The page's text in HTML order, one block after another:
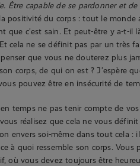
Être capable de se pardonner et
positivité du corps : tout le monde
que c’est sain. Et peut-être y a-t-il
cela ne se définit pas par un très
que vous ne douterez plus
corps, de qui on est ? J’espère
pouvez être en insécurité de
temps ne pas tenir compte de
réalisez que cela ne vous
envers soi-même dans tout cela :
à quoi ressemble son corps. Vous
où vous devez toujours être